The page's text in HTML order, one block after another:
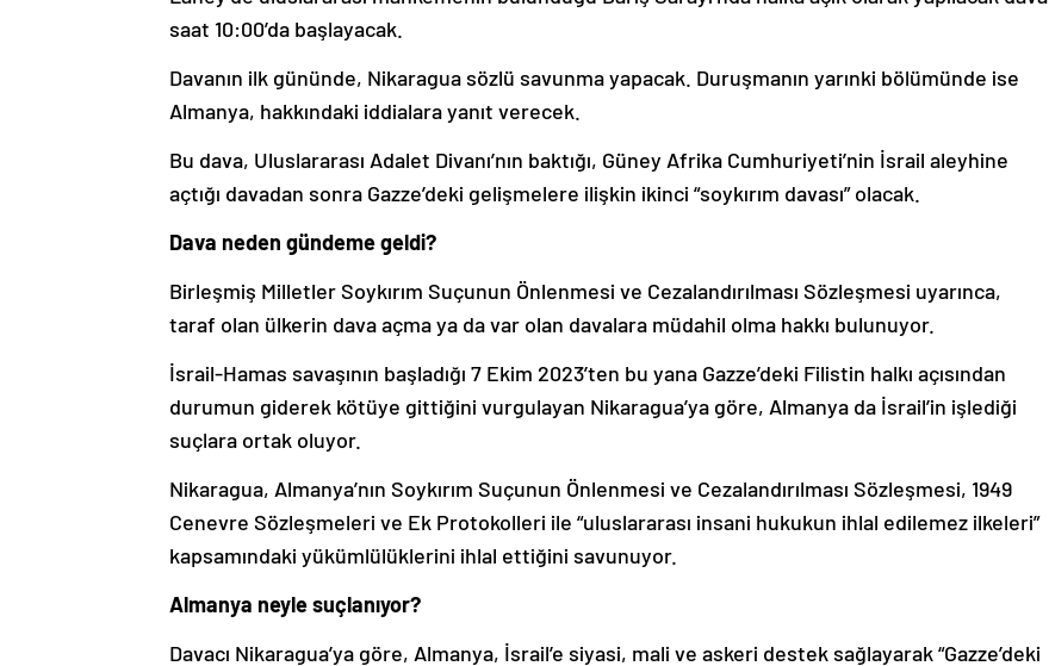
saat 10:00’da başlayacak.
Davanın ilk gününde, Nikaragua sözlü savunma yapacak. Duruşmanın yarınki bölümünde ise
Almanya, hakkındaki iddialara yanıt verecek.
Bu dava, Uluslararası Adalet Divanı’nın baktığı, Güney Afrika Cumhuriyeti’nin İsrail aleyhine
açtığı davadan sonra Gazze’deki gelişmelere ilişkin ikinci “soykırım davası” olacak.
Dava neden gündeme geldi?
Birleşmiş Milletler Soykırım Suçunun Önlenmesi ve Cezalandırılması Sözleşmesi uyarınca,
taraf olan ülkerin dava açma ya da var olan davalara müdahil olma hakkı bulunuyor.
İsrail-Hamas savaşının başladığı 7 Ekim 2023’ten bu yana Gazze’deki Filistin halkı açısından
durumun giderek kötüye gittiğini vurgulayan Nikaragua’ya göre, Almanya da İsrail’in işlediği
suçlara ortak oluyor.
Nikaragua, Almanya’nın Soykırım Suçunun Önlenmesi ve Cezalandırılması Sözleşmesi, 1949
Cenevre Sözleşmeleri ve Ek Protokolleri ile “uluslararası insani hukukun ihlal edilemez ilkeleri”
kapsamındaki yükümlülüklerini ihlal ettiğini savunuyor.
Almanya neyle suçlanıyor?
Davacı Nikaragua’ya göre, Almanya, İsrail’e siyasi, mali ve askeri destek sağlayarak “Gazze’deki